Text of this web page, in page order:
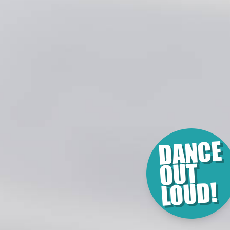
DANCE
OUT
LOUD!